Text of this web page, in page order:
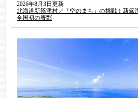
2026年8月3日更新
北海道新篠津村／「空のまち」の挑戦！新篠
全国初の表彰